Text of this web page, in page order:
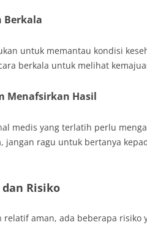
Berkala
untuk memantau kondisi
berkala untuk melihat
Menafsirkan Hasil
medis yang terlatih perlu
jangan ragu untuk bertanya
Risiko
relatif aman, ada beberapa risiko